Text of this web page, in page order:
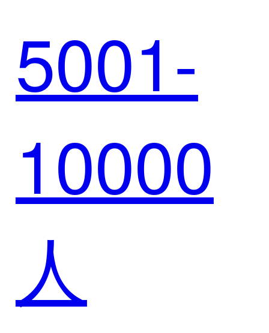
远：迈
富时与
中国重
5001-
10000
人